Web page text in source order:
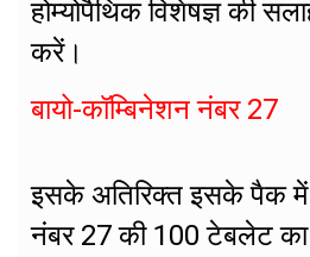
होम्योपैथिक विशेषज्ञ की
करें।
बायो-कॉम्बिनेशन नंबर 27
इसके अतिरिक्त इसके पैक में
नंबर 27 की 100 टेबलेट